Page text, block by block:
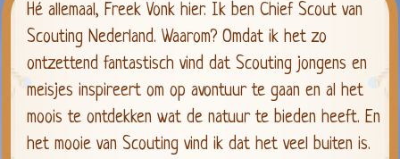
Hé allemaal, Freek Vonk hier. Ik ben Chief Scout van
Scouting Nederland. Waarom? Omdat ik het zo
ontzettend fantastisch vind dat Scouting jongens en
meisjes inspireert om op avontuur te gaan en al het
moois te ontdekken wat de natuur te bieden heeft. En
het mooie van Scouting vind ik dat het veel buiten is.